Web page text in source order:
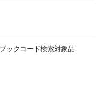
ックコード検索対象品